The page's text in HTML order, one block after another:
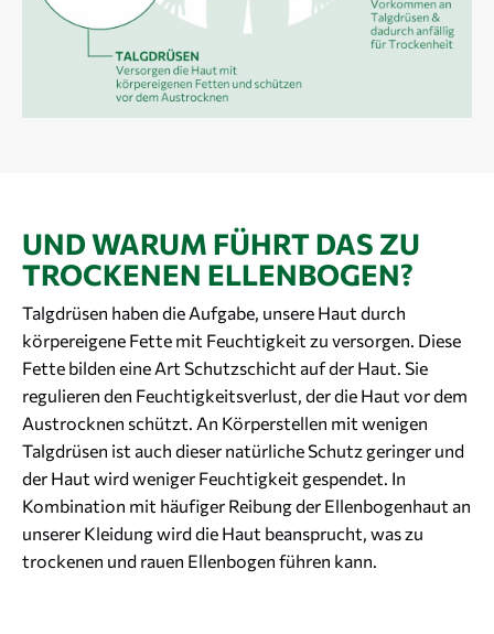
UND WARUM FÜHRT DAS ZU
TROCKENEN ELLENBOGEN?
Talgdrüsen haben die Aufgabe, unsere Haut durch
körpereigene Fette mit Feuchtigkeit zu versorgen. Diese
Fette bilden eine Art Schutzschicht auf der Haut. Sie
regulieren den Feuchtigkeitsverlust, der die Haut vor dem
Austrocknen schützt. An Körperstellen mit wenigen
Talgdrüsen ist auch dieser natürliche Schutz geringer und
der Haut wird weniger Feuchtigkeit gespendet. In
Kombination mit häufiger Reibung der Ellenbogenhaut an
unserer Kleidung wird die Haut beansprucht, was zu
trockenen und rauen Ellenbogen führen kann.